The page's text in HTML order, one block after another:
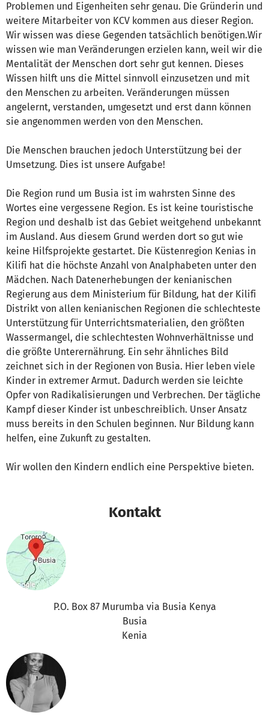
Problemen und Eigenheiten sehr genau. Die Gründerin und
weitere Mitarbeiter von KCV kommen aus dieser Region.
Wir wissen was diese Gegenden tatsächlich benötigen.Wir
wissen wie man Veränderungen erzielen kann, weil wir die
Mentalität der Menschen dort sehr gut kennen. Dieses
Wissen hilft uns die Mittel sinnvoll einzusetzen und mit
den Menschen zu arbeiten. Veränderungen müssen
angelernt, verstanden, umgesetzt und erst dann können
sie angenommen werden von den Menschen.
Die Menschen brauchen jedoch Unterstützung bei der
Umsetzung. Dies ist unsere Aufgabe!
Die Region rund um Busia ist im wahrsten Sinne des
Wortes eine vergessene Region. Es ist keine touristische
Region und deshalb ist das Gebiet weitgehend unbekannt
im Ausland. Aus diesem Grund werden dort so gut wie
keine Hilfsprojekte gestartet. Die Küstenregion Kenias in
Kilifi hat die höchste Anzahl von Analphabeten unter den
Mädchen. Nach Datenerhebungen der kenianischen
Regierung aus dem Ministerium für Bildung, hat der Kilifi
Distrikt von allen kenianischen Regionen die schlechteste
Unterstützung für Unterrichtsmaterialien, den größten
Wassermangel, die schlechtesten Wohnverhältnisse und
die größte Unterernährung. Ein sehr ähnliches Bild
zeichnet sich in der Regionen von Busia. Hier leben viele
Kinder in extremer Armut. Dadurch werden sie leichte
Opfer von Radikalisierungen und Verbrechen. Der tägliche
Kampf dieser Kinder ist unbeschreiblich. Unser Ansatz
muss bereits in den Schulen beginnen. Nur Bildung kann
helfen, eine Zukunft zu gestalten.
Wir wollen den Kindern endlich eine Perspektive bieten.
Kontakt
P.O. Box 87 Murumba via Busia Kenya
Busia
Kenia